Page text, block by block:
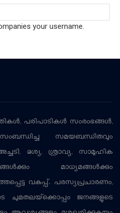
your username.
പരിപാടികള്‍ സംരംഭങ്ങള്‍,
സമയബന്ധിതവും
ദൃശ്യ, ശ്രാവ്യ, സാമൂഹിക
മാധ്യമങ്ങള്‍ക്കും
വകുപ്പ്. പരസ്യപ്രചാരണം,
ചുമതലയ്‌ക്കൊപ്പം ജനങ്ങളുടെ